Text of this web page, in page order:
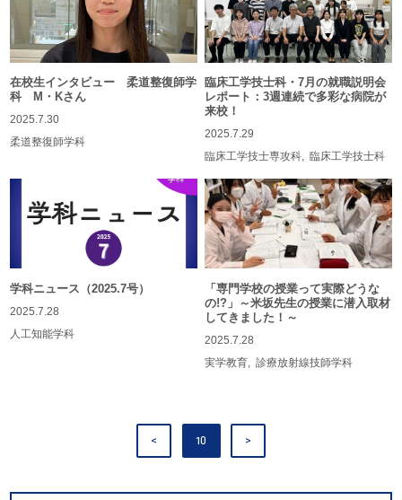
在校生インタビュー 柔道整復師学
科 M・Kさん
2025.7.30
柔道整復師学科
臨床工学技士科・7月の就職説明会
レポート：3週連続で多彩な病院が
来校！
2025.7.29
臨床工学技士専攻科 臨床工学技士科
学科ニュース（2025.7号）
2025.7.28
人工知能学科
「専門学校の授業って実際どうな
の!?」～米坂先生の授業に潜入取材
してきました！～
2025.7.28
実学教育 診療放射線技師学科
< 10 >